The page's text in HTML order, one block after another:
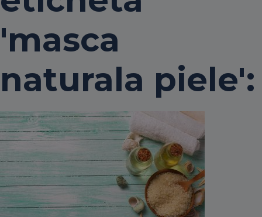
'masca
naturala piele':